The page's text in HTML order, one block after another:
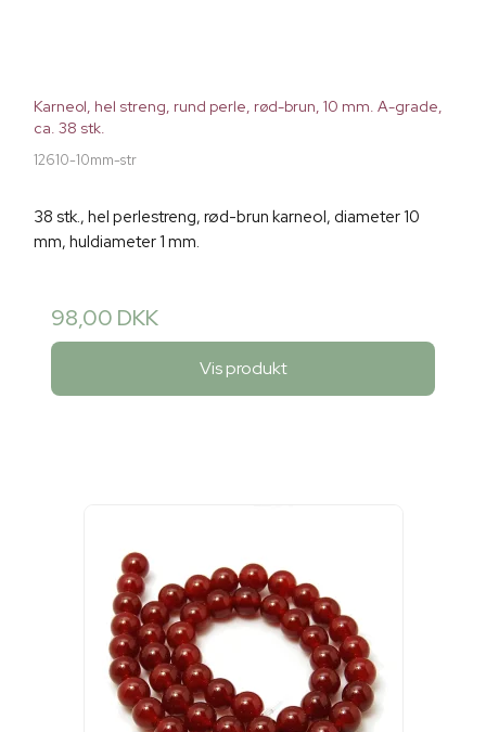
Karneol, hel streng, rund perle, rød-brun, 10 mm. A-grade,
ca. 38 stk.
12610-10mm-str
38 stk., hel perlestreng, rød-brun karneol, diameter 10
mm, huldiameter 1 mm.
98,00 DKK
Vis produkt